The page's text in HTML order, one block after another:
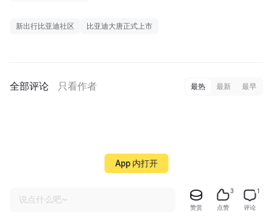
新出行比亚迪社区 比亚迪大唐正式上市
全部评论 只看作者 最热 最新 最早
说点什么吧~
赞赏
3
点赞
1
评论
App 内打开